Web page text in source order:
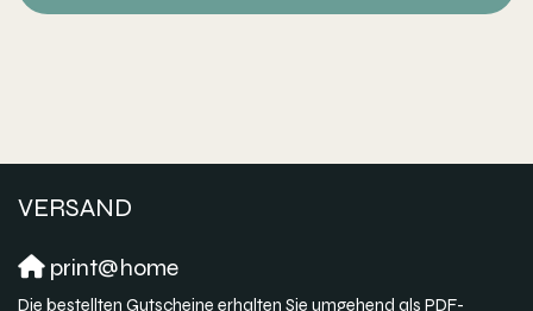
VERSAND
print@home
Die bestellten Gutscheine erhalten Sie umgehend als PDF-